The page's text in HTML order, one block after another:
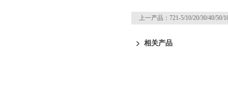
上一产品： 721-5/10/20/30/40/50/
相关产品